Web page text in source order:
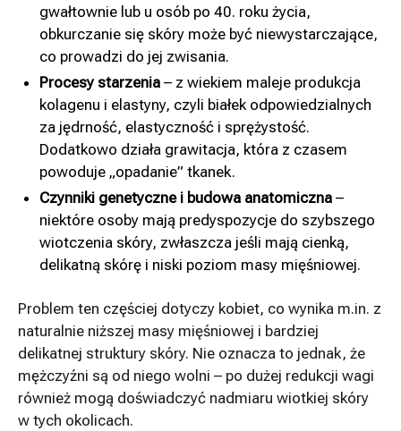
gwałtownie lub u osób po 40. roku życia,
obkurczanie się skóry może być niewystarczające,
co prowadzi do jej zwisania.
Procesy starzenia – z wiekiem maleje produkcja
kolagenu i elastyny, czyli białek odpowiedzialnych
za jędrność, elastyczność i sprężystość.
Dodatkowo działa grawitacja, która z czasem
powoduje „opadanie” tkanek.
Czynniki genetyczne i budowa anatomiczna –
niektóre osoby mają predyspozycje do szybszego
wiotczenia skóry, zwłaszcza jeśli mają cienką,
delikatną skórę i niski poziom masy mięśniowej.
Problem ten częściej dotyczy kobiet, co wynika m.in. z
naturalnie niższej masy mięśniowej i bardziej
delikatnej struktury skóry. Nie oznacza to jednak, że
mężczyźni są od niego wolni – po dużej redukcji wagi
również mogą doświadczyć nadmiaru wiotkiej skóry
w tych okolicach.